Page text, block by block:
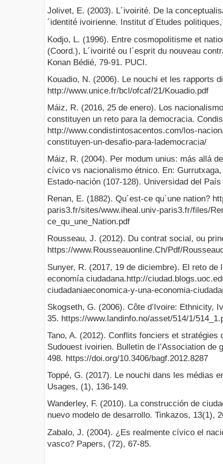
Jolivet, E. (2003). L´ivoirité. De la
´identité ivoirienne. Institut d´Etudes
Kodjo, L. (1996). Entre cosmopolitisme et
(Coord.), L´ivoirité ou l´esprit du nouveau
Konan Bédié, 79-91. PUCI.
Kouadio, N. (2006). Le nouchi et les rapports
http://www.unice.fr/bcl/ofcaf/21/Kouadio.pdf
Máiz, R. (2016, 25 de enero). Los
constituyen un reto para la democracia.
http://www.condistintosacentos.com/los-
constituyen-un-desafio-para-lademocracia/
Máiz, R. (2004). Per modum unius: más allá
cívico vs nacionalismo étnico. En:
Estado-nación (107-128). Universidad del
Renan, E. (1882). Qu´est-ce qu´une nation?
paris3.fr/sites/www.iheal.univ-paris3.fr/files/
ce_qu_une_Nation.pdf
Rousseau, J. (2012). Du contrat social, ou
https://www.Rousseauonline.Ch/Pdf/
Sunyer, R. (2017, 19 de diciembre). El reto de
economía ciudadana.http://
ciudadaniaeconomica-y-una-economia-
Skogseth, G. (2006). Côte d’Ivoire: Ethnicity,
35. https://www.landinfo.no/asset/514/1/
Tano, A. (2012). Conflits fonciers et stratégies
Sudouest ivoirien. Bulletin de l’Association de
498. https://doi.org/10.3406/bagf.2012.8287
Toppé, G. (2017). Le nouchi dans les médias
Usages, (1), 136-149.
Wanderley, F. (2010). La construcción de
nuevo modelo de desarrollo. Tinkazos, 13(1),
Zabalo, J. (2004). ¿Es realmente cívico el
vasco? Papers, (72), 67-85.